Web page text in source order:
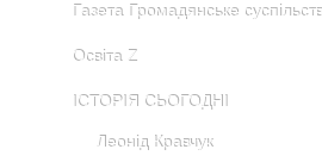
Газета Громадянське
Освіта Z
ІСТОРІЯ СЬОГОДНІ
Леонід Кравчук